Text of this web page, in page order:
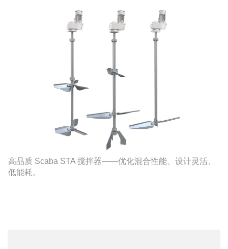
高品质 Scaba STA 搅拌器——优化混合性能、设计灵活、
低能耗。